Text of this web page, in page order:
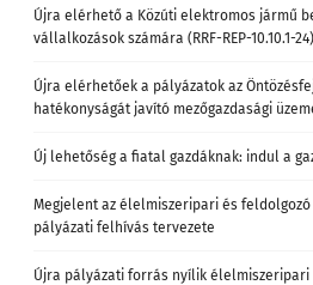
Újra elérhető a Közúti elektromos jármű
vállalkozások számára (RRF-REP-10.10.1-24)
Újra elérhetőek a pályázatok az
hatékonyságát javító mezőgazdasági
Új lehetőség a fiatal gazdáknak: indul a
Megjelent az élelmiszeripari és
pályázati felhívás tervezete
Újra pályázati forrás nyílik élelmiszeripari